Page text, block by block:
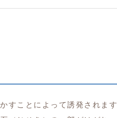
すことによって誘発されま